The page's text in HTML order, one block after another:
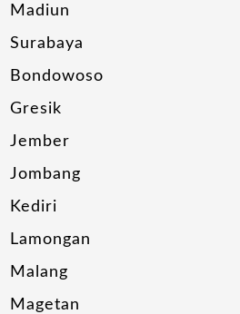
Madiun
Surabaya
Bondowoso
Gresik
Jember
Jombang
Kediri
Lamongan
Malang
Magetan